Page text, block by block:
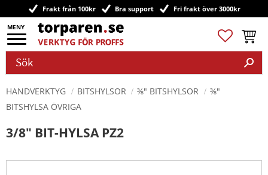
Meny
Frakt från 100kr Bra support Fri frakt över 3000kr
Favoriter
HANDVERKTYG BITSHYLSOR ⅜" BITSHYLSOR
⅜"
BITSHYLSA ÖVRIGA
3/8" BIT-HYLSA PZ2